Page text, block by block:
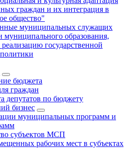
граждан и их интеграция в
общество"
муниципальных служащих
муниципального образования,
государственной
бюджета
граждан
депутатов по бюджету
бизнес
муниципальных программ и
субъектов МСП
рабочих мест в субъектах